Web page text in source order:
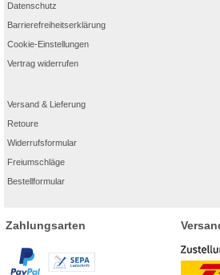
Datenschutz
Barrierefreiheitserklärung
Cookie-Einstellungen
Vertrag widerrufen
Versand & Lieferung
Retoure
Widerrufsformular
Freiumschläge
Bestellformular
Zahlungsarten